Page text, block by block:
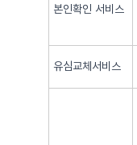
본인확인 서비스
유심교체서비스